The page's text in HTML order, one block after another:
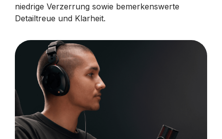
niedrige Verzerrung sowie bemerkenswerte
Detailtreue und Klarheit.